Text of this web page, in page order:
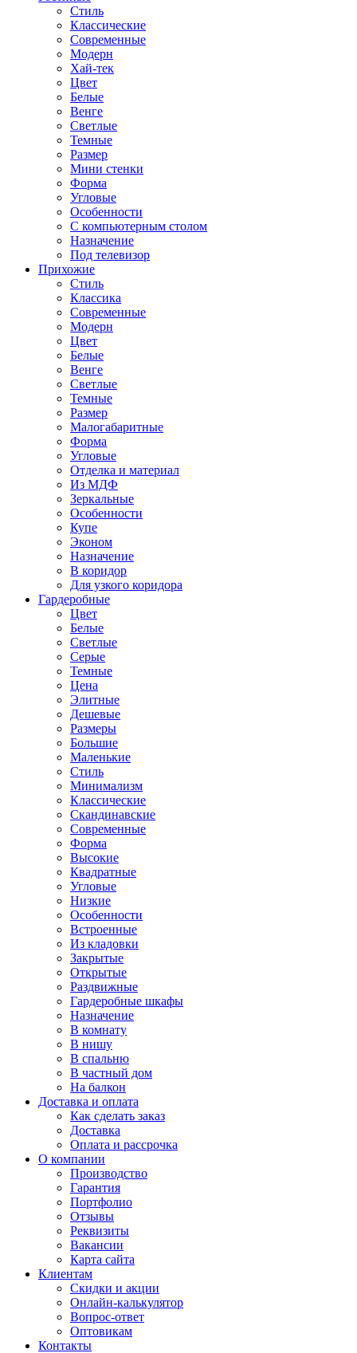
Стиль
Классические
Современные
Модерн
Хай-тек
Цвет
Белые
Венге
Светлые
Темные
Размер
Мини стенки
Форма
Угловые
Особенности
С компьютерным столом
Назначение
Под телевизор
Прихожие
Стиль
Классика
Современные
Модерн
Цвет
Белые
Венге
Светлые
Темные
Размер
Малогабаритные
Форма
Угловые
Отделка и материал
Из МДФ
Зеркальные
Особенности
Купе
Эконом
Назначение
В коридор
Для узкого коридора
Гардеробные
Цвет
Белые
Светлые
Серые
Темные
Цена
Элитные
Дешевые
Размеры
Большие
Маленькие
Стиль
Минимализм
Классические
Скандинавские
Современные
Форма
Высокие
Квадратные
Угловые
Низкие
Особенности
Встроенные
Из кладовки
Закрытые
Открытые
Раздвижные
Гардеробные шкафы
Назначение
В комнату
В нишу
В спальню
В частный дом
На балкон
Доставка и оплата
Как сделать заказ
Доставка
Оплата и рассрочка
О компании
Производство
Гарантия
Портфолио
Отзывы
Реквизиты
Вакансии
Карта сайта
Клиентам
Скидки и акции
Онлайн-калькулятор
Вопрос-ответ
Оптовикам
Контакты